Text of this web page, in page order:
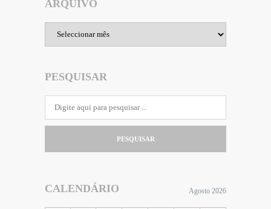
ARQUIVO
PESQUISAR
PESQUISAR
CALENDÁRIO Agosto 2026